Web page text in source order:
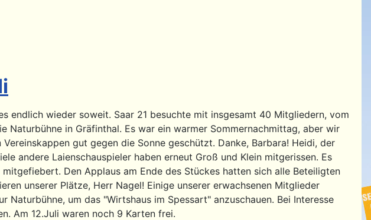
endlich wieder soweit. Saar 21 besuchte mit insgesamt 40 Mitgliedern, vom
Naturbühne in Gräfinthal. Es war ein warmer Sommernachmittag, aber wir
gut gegen die Sonne geschützt. Danke, Barbara! Heidi, der
andere Laienschauspieler haben erneut Groß und Klein mitgerissen. Es
Den Applaus am Ende des Stückes hatten sich alle Beteiligten
unserer Plätze, Herr Nagel! Einige unserer erwachsenen Mitglieder
Naturbühne, um das "Wirtshaus im Spessart" anzuschauen. Bei Interesse
Am 12.Juli waren noch 9 Karten frei.